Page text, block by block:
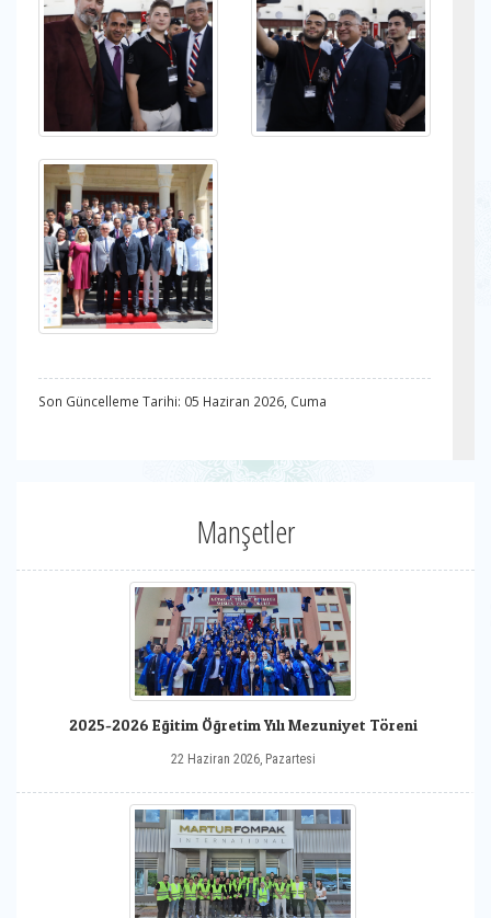
Son Güncelleme Tarihi: 05 Haziran 2026, Cuma
Manşetler
2025-2026 Eğitim Öğretim Yılı Mezuniyet Töreni
22 Haziran 2026, Pazartesi